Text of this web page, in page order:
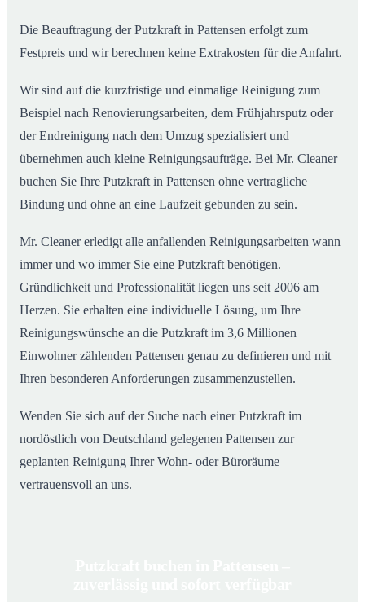
Die Beauftragung der Putzkraft in Pattensen erfolgt zum
Festpreis und wir berechnen keine Extrakosten für die Anfahrt.
Wir sind auf die kurzfristige und einmalige Reinigung zum
Beispiel nach Renovierungsarbeiten, dem Frühjahrsputz oder
der Endreinigung nach dem Umzug spezialisiert und
übernehmen auch kleine Reinigungsaufträge. Bei Mr. Cleaner
buchen Sie Ihre Putzkraft in Pattensen ohne vertragliche
Bindung und ohne an eine Laufzeit gebunden zu sein.
Mr. Cleaner erledigt alle anfallenden Reinigungsarbeiten wann
immer und wo immer Sie eine Putzkraft benötigen.
Gründlichkeit und Professionalität liegen uns seit 2006 am
Herzen. Sie erhalten eine individuelle Lösung, um Ihre
Reinigungswünsche an die Putzkraft im 3,6 Millionen
Einwohner zählenden Pattensen genau zu definieren und mit
Ihren besonderen Anforderungen zusammenzustellen.
Wenden Sie sich auf der Suche nach einer Putzkraft im
nordöstlich von Deutschland gelegenen Pattensen zur
geplanten Reinigung Ihrer Wohn- oder Büroräume
vertrauensvoll an uns.